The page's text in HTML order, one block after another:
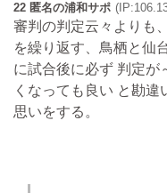
22 匿名の浦和サポ
審判の判定云々よりも
を繰り返す、鳥栖と仙
に試合後に必ず 判定が
くなっても良い と勘
思いをする。